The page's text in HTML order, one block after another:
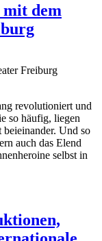
dem
Freiburg
revolutioniert und
so häufig, liegen
Und so
auch das Elend
selbst in